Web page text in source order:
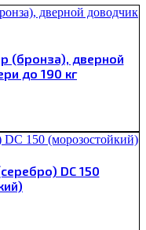
(бронза), дверной
до 190 кг
DC 150